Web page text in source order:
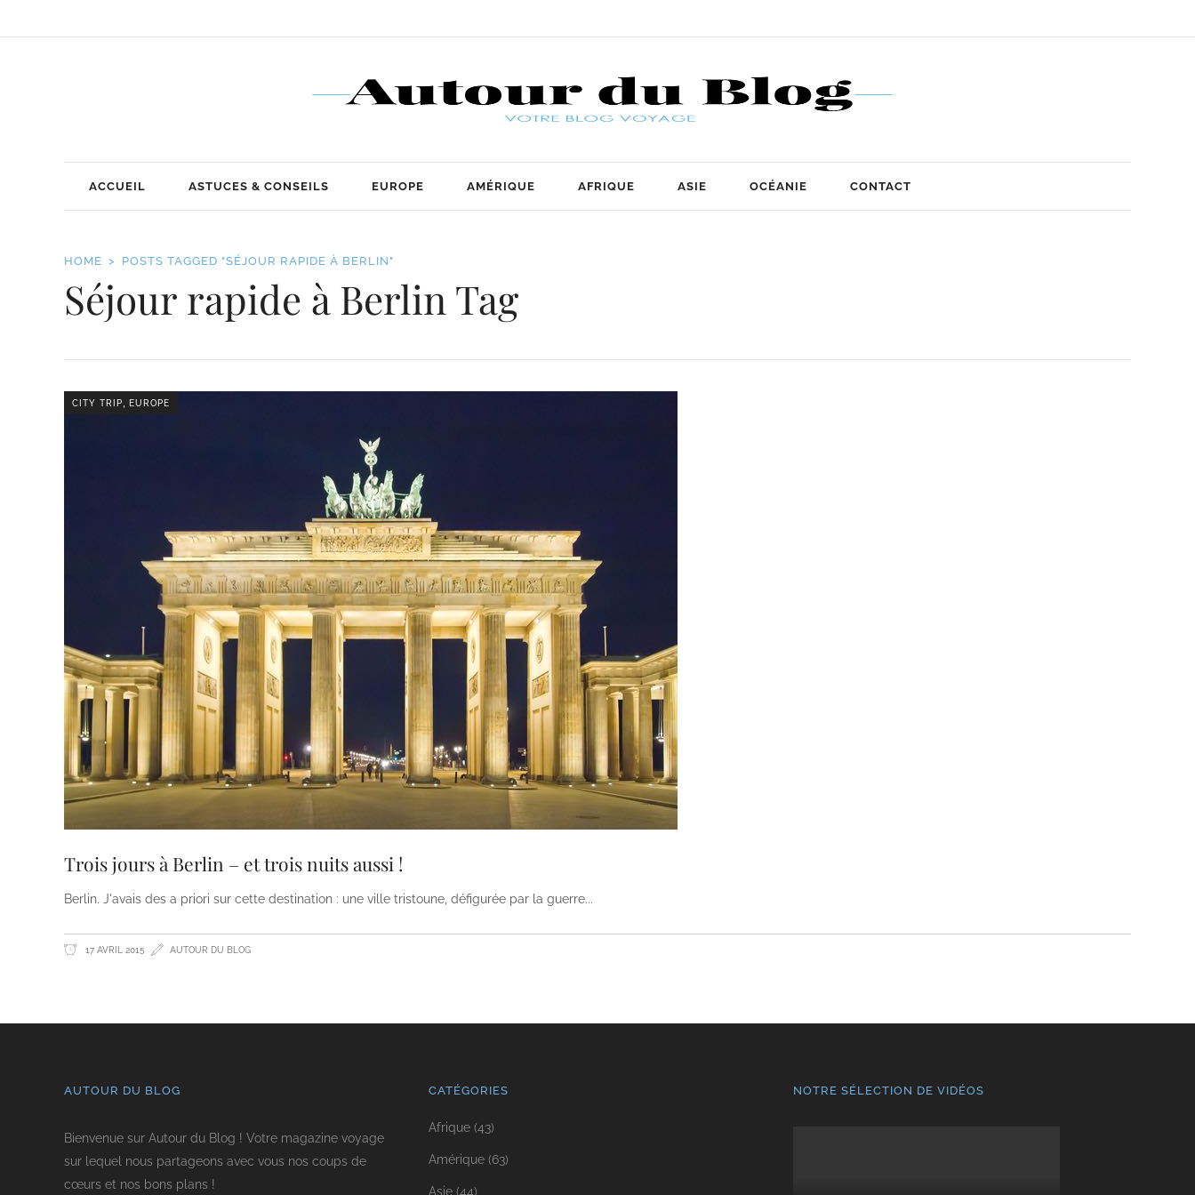
ACCUEIL ASTUCES & CONSEILS EUROPE AMÉRIQUE AFRIQUE ASIE OCÉANIE CONTACT
HOME POSTS TAGGED "SÉJOUR RAPIDE À BERLIN"
Séjour rapide à Berlin Tag
CITY TRIP EUROPE
Trois jours à Berlin – et trois nuits aussi !
Berlin. J'avais des a priori sur cette destination : une ville tristoune, défigurée par la guerre
17 AVRIL 2015 AUTOUR DU BLOG
AUTOUR DU BLOG
Bienvenue sur Autour du Blog ! Votre magazine voyage
sur lequel nous partageons avec vous nos coups de
cœurs et nos bons plans !
CATÉGORIES
Afrique(43)
Amérique(63)
Asie(44)
NOTRE SÉLECTION DE VIDÉOS